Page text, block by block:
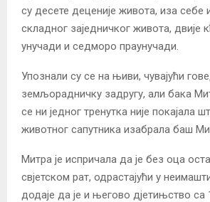
су десете деценије живота, иза себе
складног заједничког живота, двије
унучади и седморо праунучади.
Упознали су се на њиви, чувајући
земљорадничку задругу, али бака
се ни једног тренутка није покајала
животног сапутника изабрала баш
Митра је испричала да је без оца
свјетском рат, одрастајући у
додаје да је и његово дјетињство са